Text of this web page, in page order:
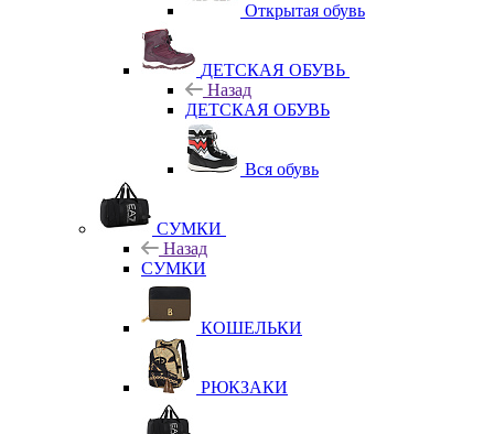
Открытая обувь
ДЕТСКАЯ ОБУВЬ
Назад
ДЕТСКАЯ ОБУВЬ
Вся обувь
СУМКИ
Назад
СУМКИ
КОШЕЛЬКИ
РЮКЗАКИ